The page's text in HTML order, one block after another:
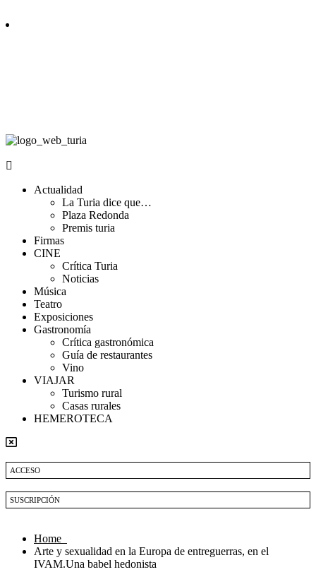
Actualidad
La Turia dice que…
Plaza Redonda
Premis turia
Firmas
CINE
Crítica Turia
Noticias
Música
Teatro
Exposiciones
Gastronomía
Crítica gastronómica
Guía de restaurantes
Vino
VIAJAR
Turismo rural
Casas rurales
HEMEROTECA
ACCESO
SUSCRIPCIÓN
Home
Arte y sexualidad en la Europa de entreguerras, en el
IVAM.Una babel hedonista